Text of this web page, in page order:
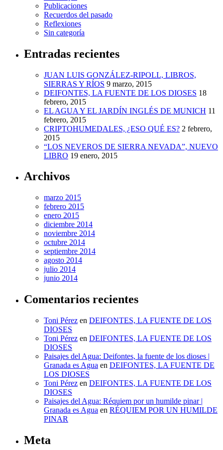
Publicaciones
Recuerdos del pasado
Reflexiones
Sin categoría
Entradas recientes
JUAN LUIS GONZÁLEZ-RIPOLL, LIBROS,
SIERRAS Y RÍOS 9 marzo, 2015
DEIFONTES, LA FUENTE DE LOS DIOSES 18
febrero, 2015
EL AGUA Y EL JARDÍN INGLÉS DE MUNICH 11
febrero, 2015
CRIPTOHUMEDALES, ¿ESO QUÉ ES? 2 febrero,
2015
“LOS NEVEROS DE SIERRA NEVADA”, NUEVO
LIBRO 19 enero, 2015
Archivos
marzo 2015
febrero 2015
enero 2015
diciembre 2014
noviembre 2014
octubre 2014
septiembre 2014
agosto 2014
julio 2014
junio 2014
Comentarios recientes
Toni Pérez en DEIFONTES, LA FUENTE DE LOS
DIOSES
Toni Pérez en DEIFONTES, LA FUENTE DE LOS
DIOSES
Paisajes del Agua: Deifontes, la fuente de los dioses |
Granada es Agua en DEIFONTES, LA FUENTE DE
LOS DIOSES
Toni Pérez en DEIFONTES, LA FUENTE DE LOS
DIOSES
Paisajes del Agua: Réquiem por un humilde pinar |
Granada es Agua en RÉQUIEM POR UN HUMILDE
PINAR
Meta